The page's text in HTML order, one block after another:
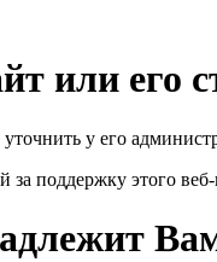
или его
у его
за поддержку этого